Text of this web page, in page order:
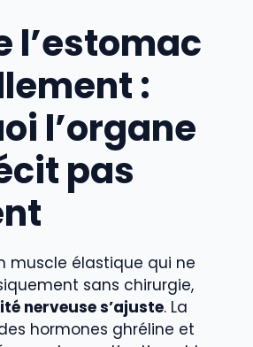
l’estomac
:
l’organe
pas
muscle élastique qui ne
sans chirurgie,
nerveuse s’ajuste. La
hormones ghréline et